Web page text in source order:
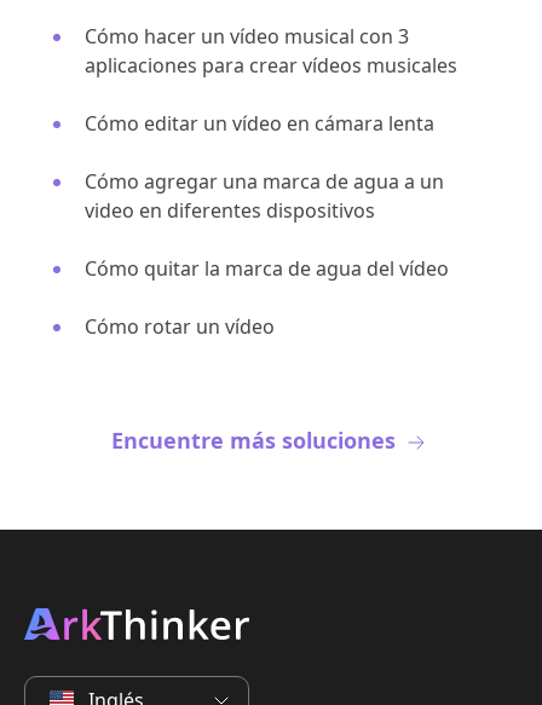
Cómo hacer un vídeo musical con 3
aplicaciones para crear vídeos musicales
Cómo editar un vídeo en cámara lenta
Cómo agregar una marca de agua a un
video en diferentes dispositivos
Cómo quitar la marca de agua del vídeo
Cómo rotar un vídeo
Encuentre más soluciones